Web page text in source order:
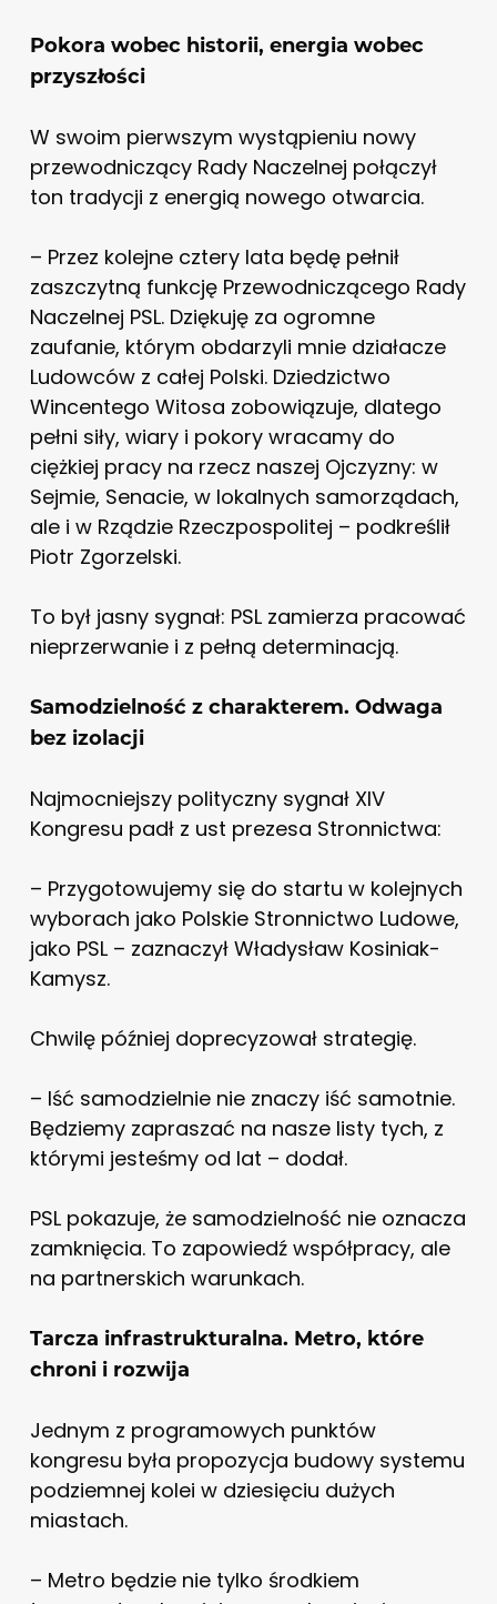
Pokora wobec historii, energia wobec
przyszłości
W swoim pierwszym wystąpieniu nowy
przewodniczący Rady Naczelnej połączył
ton tradycji z energią nowego otwarcia.
– Przez kolejne cztery lata będę pełnił
zaszczytną funkcję Przewodniczącego Rady
Naczelnej PSL. Dziękuję za ogromne
zaufanie, którym obdarzyli mnie działacze
Ludowców z całej Polski. Dziedzictwo
Wincentego Witosa zobowiązuje, dlatego
pełni siły, wiary i pokory wracamy do
ciężkiej pracy na rzecz naszej Ojczyzny: w
Sejmie, Senacie, w lokalnych samorządach,
ale i w Rządzie Rzeczpospolitej – podkreślił
Piotr Zgorzelski.
To był jasny sygnał: PSL zamierza pracować
nieprzerwanie i z pełną determinacją.
Samodzielność z charakterem. Odwaga
bez izolacji
Najmocniejszy polityczny sygnał XIV
Kongresu padł z ust prezesa Stronnictwa:
– Przygotowujemy się do startu w kolejnych
wyborach jako Polskie Stronnictwo Ludowe,
jako PSL – zaznaczył Władysław Kosiniak-
Kamysz.
Chwilę później doprecyzował strategię.
– Iść samodzielnie nie znaczy iść samotnie.
Będziemy zapraszać na nasze listy tych, z
którymi jesteśmy od lat – dodał.
PSL pokazuje, że samodzielność nie oznacza
zamknięcia. To zapowiedź współpracy, ale
na partnerskich warunkach.
Tarcza infrastrukturalna. Metro, które
chroni i rozwija
Jednym z programowych punktów
kongresu była propozycja budowy systemu
podziemnej kolei w dziesięciu dużych
miastach.
– Metro będzie nie tylko środkiem